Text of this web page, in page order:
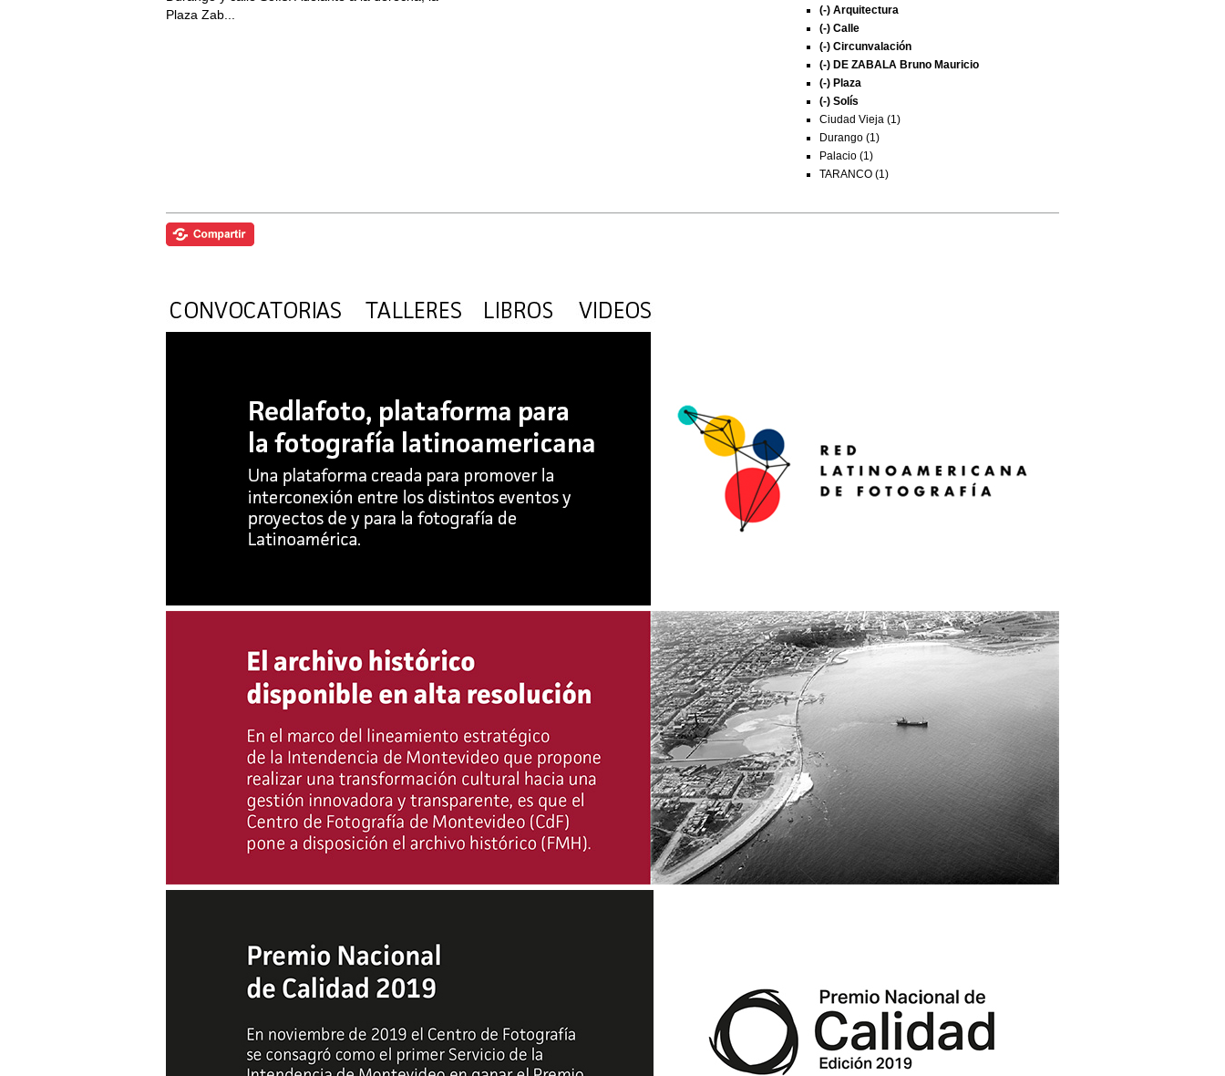
Plaza Zab...
(-) Arquitectura
(-) Calle
(-) Circunvalación
(-) DE ZABALA Bruno Mauricio
(-) Plaza
(-) Solís
Ciudad Vieja (1)
Durango (1)
Palacio (1)
TARANCO (1)